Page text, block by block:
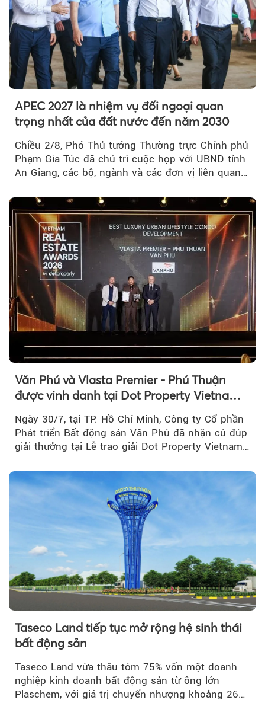
APEC 2027 là nhiệm vụ đối ngoại quan
trọng nhất của đất nước đến năm 2030
Chiều 2/8, Phó Thủ tướng Thường trực Chính phủ
Phạm Gia Túc đã chủ trì cuộc họp với UBND tỉnh
An Giang, các bộ, ngành và các đơn vị liên quan
Văn Phú và Vlasta Premier - Phú Thuận
được vinh danh tại Dot Property Vietnam
Ngày 30/7, tại TP. Hồ Chí Minh, Công ty Cổ phần
Phát triển Bất động sản Văn Phú đã nhận cú đúp
giải thưởng tại Lễ trao giải Dot Property Vietnam
Taseco Land tiếp tục mở rộng hệ sinh thái
bất động sản
Taseco Land vừa thâu tóm 75% vốn một doanh
nghiệp kinh doanh bất động sản từ ông lớn
Plaschem, với giá trị chuyển nhượng khoảng 262